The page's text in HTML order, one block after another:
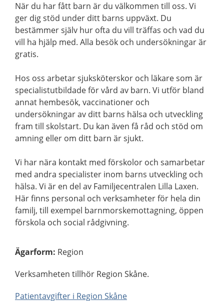
När du har fått barn är du välkommen till oss. Vi
ger dig stöd under ditt barns uppväxt. Du
bestämmer själv hur ofta du vill träffas och vad du
vill ha hjälp med. Alla besök och undersökningar är
gratis.
Hos oss arbetar sjuksköterskor och läkare som är
specialistutbildade för vård av barn. Vi utför bland
annat hembesök, vaccinationer och
undersökningar av ditt barns hälsa och utveckling
fram till skolstart. Du kan även få råd och stöd om
amning eller om ditt barn är sjukt.
Vi har nära kontakt med förskolor och samarbetar
med andra specialister inom barns utveckling och
hälsa. Vi är en del av Familjecentralen Lilla Laxen.
Här finns personal och verksamheter för hela din
familj, till exempel barnmorskemottagning, öppen
förskola och social rådgivning.
Ägarform: Region
Verksamheten tillhör Region Skåne.
Patientavgifter i Region Skåne